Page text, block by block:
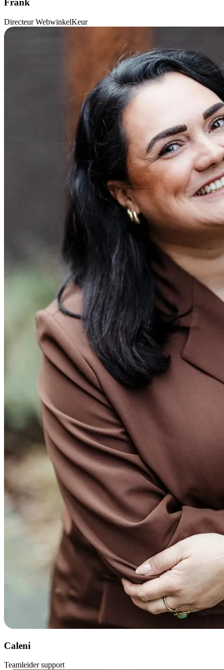
Frank
Directeur WebwinkelKeur
Caleni
Teamleider support